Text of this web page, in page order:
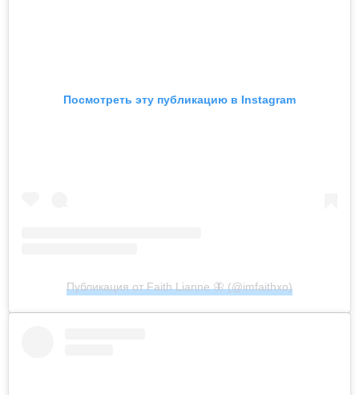
Посмотреть эту публикацию в Instagram
Публикация от Faith Lianne 🦋 (@imfaithxo)